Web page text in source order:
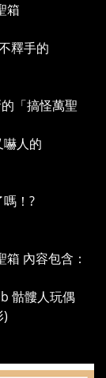
箱
釋手的
「搞怪萬聖
人的
！?
箱 內容包含：
骷髏人玩偶
)